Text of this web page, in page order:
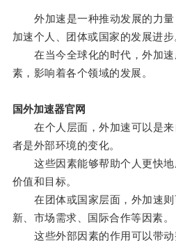
外加速是一种推动发展的力量
加速个人、团体或国家的发展进步
在当今全球化的时代，外加速
素，影响着各个领域的发展。
国外加速器官网
在个人层面，外加速可以是来
者是外部环境的变化。
这些因素能够帮助个人更快地
价值和目标。
在团体或国家层面，外加速则
新、市场需求、国际合作等因素。
这些外部因素的作用可以带动